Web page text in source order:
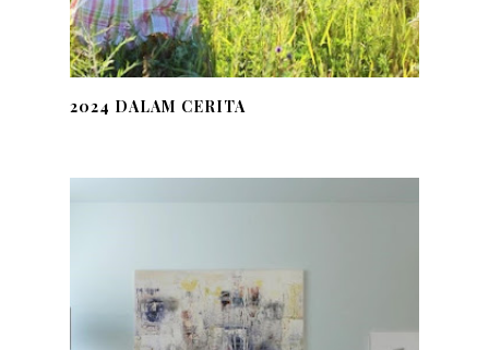
2024 DALAM CERITA